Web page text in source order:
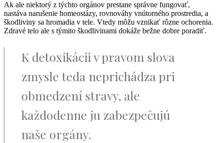
Ak ale niektorý z týchto orgánov prestane správne fungovať,
nastáva narušenie homeostázy, rovnováhy vnútorného prostredia, a
škodliviny sa hromadia v tele. Vtedy môžu vznikať rôzne ochorenia.
Zdravé telo ale s týmito škodlivinami dokáže bežne dobre poradiť.
K detoxikácii v pravom slova
zmysle teda neprichádza pri
obmedzení stravy, ale
každodenne ju zabezpečujú
naše orgány.